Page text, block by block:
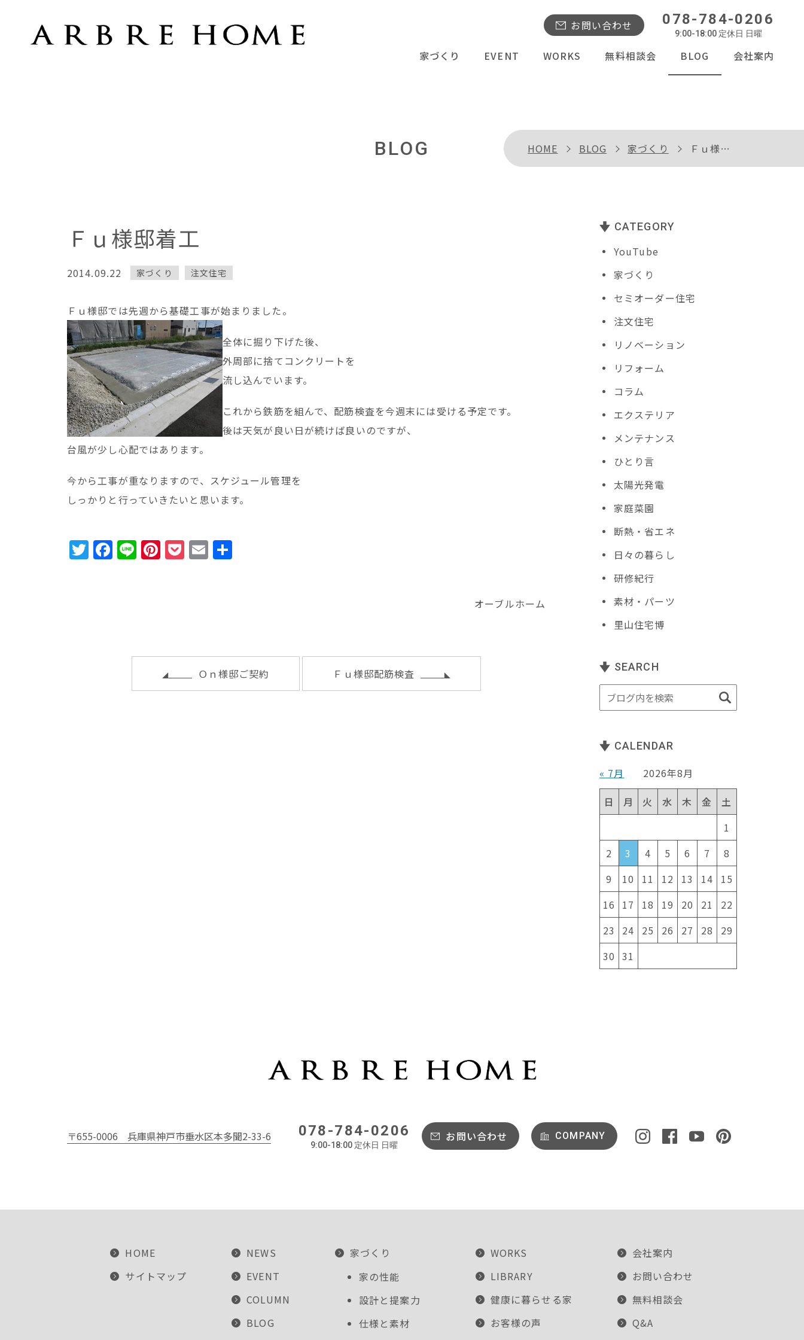
家づくり EVENT WORKS 無料相談会 BLOG 会社案内
お問い合わせ 078-784-0206
9:00-18:00 定休日 日曜
HOME BLOG 家づくり Ｆｕ様邸着工
BLOG
Ｆｕ様邸着工
2014.09.22 家づくり 注文住宅
Ｆｕ様邸では先週から基礎工事が始まりました。
全体に掘り下げた後、
外周部に捨てコンクリートを
流し込んでいます。
これから鉄筋を組んで、配筋検査を今週末には受ける予定です。
後は天気が良い日が続けば良いのですが、
台風が少し心配ではあります。
今から工事が重なりますので、スケジュール管理を
しっかりと行っていきたいと思います。
T
w
F
a
Li
n
Pi
n
P
o
E
m
オーブルホーム
Ｏｎ様邸ご契約 Ｆｕ様邸配筋検査
CATEGORY
YouTube
家づくり
セミオーダー住宅
注文住宅
リノベーション
リフォーム
コラム
エクステリア
メンテナンス
ひとり言
太陽光発電
家庭菜園
断熱・省エネ
日々の暮らし
研修紀行
素材・パーツ
里山住宅博
SEARCH
CALENDAR
« 7月
2026年8月
日
月 火 水 木 金
土
1
2
3 4 5 6 7
8
9
10 11 12 13 14
15
16
17 18 19 20 21
22
23
24 25 26 27 28
29
30 31
〒655-0006 兵庫県神戸市垂水区本多聞2-33-6 078-784-0206
9:00-18:00 定休日 日曜
お問い合わせ COMPANY
HOME
サイトマップ
NEWS
EVENT
COLUMN
BLOG
家づくり
家の性能
設計と提案力
仕様と素材
WORKS
LIBRARY
健康に暮らせる家
お客様の声
会社案内
お問い合わせ
無料相談会
Q&A